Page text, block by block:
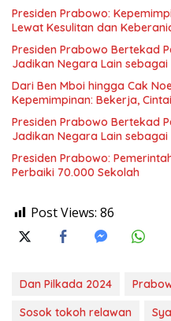
Presiden Prabowo:
Lewat Kesulitan dan
Presiden Prabowo Bertekad
Jadikan Negara Lain sebagai
Dari Ben Mboi hingga Cak
Kepemimpinan: Bekerja,
Presiden Prabowo Bertekad
Jadikan Negara Lain sebagai
Presiden Prabowo:
Perbaiki 70.000 Sekolah
Post Views: 86
Dan Pilkada 2024
Sosok tokoh relawan